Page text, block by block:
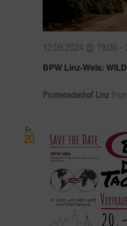
BPW Linz-Wels:
12.09.2024 @ 19:00 -
Promenadenhof Linz
Fr.
20